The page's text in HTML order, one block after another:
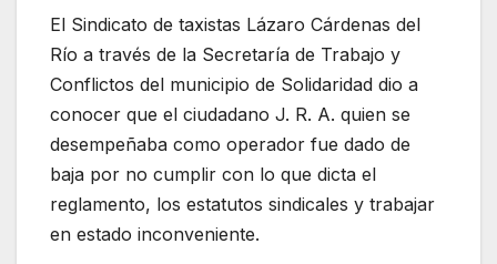
El Sindicato de taxistas Lázaro Cárdenas del
Río a través de la Secretaría de Trabajo y
Conflictos del municipio de Solidaridad dio a
conocer que el ciudadano J. R. A. quien se
desempeñaba como operador fue dado de
baja por no cumplir con lo que dicta el
reglamento, los estatutos sindicales y trabajar
en estado inconveniente.